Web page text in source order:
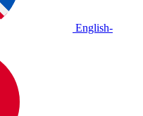
English-